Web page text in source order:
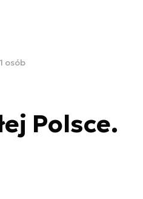
osób
Polsce.